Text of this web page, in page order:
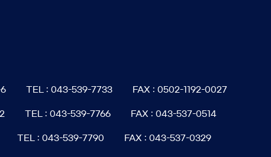
6 TEL : 043-539-7733 FAX : 0502-1192-0027
TEL : 043-539-7766 FAX : 043-537-0514
TEL : 043-539-7790 FAX : 043-537-0329